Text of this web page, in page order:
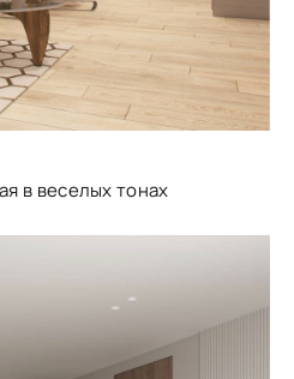
в веселых тонах